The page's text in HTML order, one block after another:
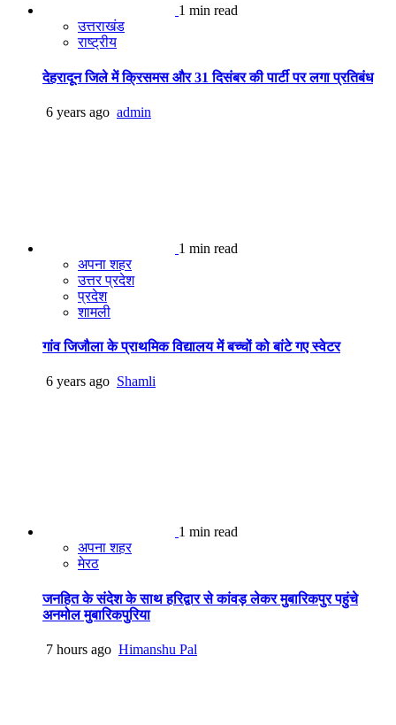
1 min read
उत्तराखंड
राष्ट्रीय
देहरादून जिले में क्रिसमस और 31 दिसंबर की पार्टी पर लगा प्रतिबंध
6 years ago admin
1 min read
अपना शहर
उत्तर प्रदेश
प्रदेश
शामली
गांव जिजौला के प्राथमिक विद्यालय में बच्चों को बांटे गए स्वेटर
6 years ago Shamli
1 min read
अपना शहर
मेरठ
जनहित के संदेश के साथ हरिद्वार से कांवड़ लेकर मुबारिकपुर पहुंचे
अनमोल मुबारिकपुरिया
7 hours ago Himanshu Pal